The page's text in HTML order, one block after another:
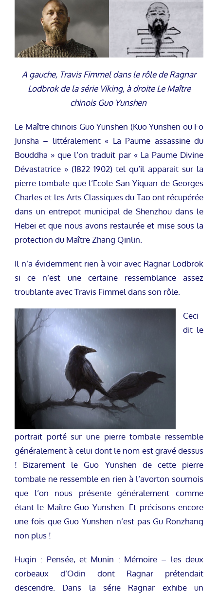
A gauche, Travis Fimmel dans le rôle de Ragnar
Lodbrok de la série Viking, à droite Le Maître
chinois Guo Yunshen
Le Maître chinois Guo Yunshen (Kuo Yunshen ou Fo
Junsha – littéralement « La Paume assassine du
Bouddha » que l’on traduit par « La Paume Divine
Dévastatrice » (1822 1902) tel qu’il apparait sur la
pierre tombale que l’Ecole San Yiquan de Georges
Charles et les Arts Classiques du Tao ont récupérée
dans un entrepot municipal de Shenzhou dans le
Hebei et que nous avons restaurée et mise sous la
protection du Maître Zhang Qinlin.
Il n’a évidemment rien à voir avec Ragnar Lodbrok
si ce n’est une certaine ressemblance assez
troublante avec Travis Fimmel dans son rôle.
Ceci
dit le
portrait porté sur une pierre tombale ressemble
généralement à celui dont le nom est gravé dessus
! Bizarement le Guo Yunshen de cette pierre
tombale ne ressemble en rien à l’avorton sournois
que l’on nous présente généralement comme
étant le Maître Guo Yunshen. Et précisons encore
une fois que Guo Yunshen n’est pas Gu Ronzhang
non plus !
Hugin : Pensée, et Munin : Mémoire – les deux
corbeaux d’Odin dont Ragnar prétendait
descendre. Dans la série Ragnar exhibe un